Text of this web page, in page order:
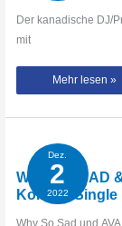
Der kanadische DJ/
mit
Mega
Pop-
„I
–
Frank
Walker
x
Ella
Henderson
Mehr lesen »
Dez.
2
2022
WHY SO SAD
Kollabo-Single